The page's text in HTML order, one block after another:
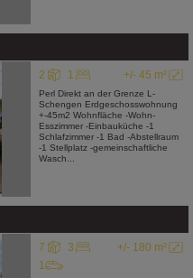
+/- 45 m²
2 1
Perl Direkt an der Grenze L-
Schengen Erdgeschosswohnung
+-45m2 Wohnfläche -Wohn-
Esszimmer -Einbauküche -1
Schlafzimmer -1 Bad -Abstellraum
-1 Stellplatz -gemeinschaftliche
Wasch...
+/- 180 m²
7
3
1